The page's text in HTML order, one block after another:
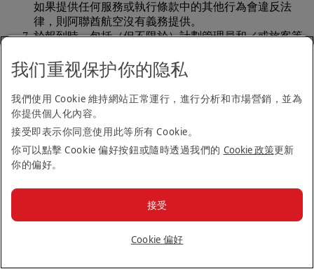
如果提供任何服務或執行條款中的其他行為會違反法
律，則阿聯酋航空沒有義務提供。
於報到時，包括（但不限於）計劃管理員和／或旅客等
商務獎勵計劃中機構的會員資格之間的關聯。如果無法
遵守這項規定，阿聯酋航空商務獎勵有權拒絕乘客登
機。
此頁面下方的網址包括
此以供參考。
如您想要針對服務提出投訴，請寄電子郵件至阿聯酋航
空的客戶服務部：customer.affairs@emirates.com。
版權所有 © 阿聯酋航空 2020。保留所有權利。
商務獎勵規則與條款
我们重视保护你的隐私
我們使用 Cookie 維持網站正常運行，進行分析和市場營銷，並為
你提供個人化內容。
接受即表示你同意使用此等所有 Cookie。
你可以點擊 Cookie 偏好按鈕或隨時透過我們的 Cookie 政策更新
你的偏好。
Cookie 偏好
接受